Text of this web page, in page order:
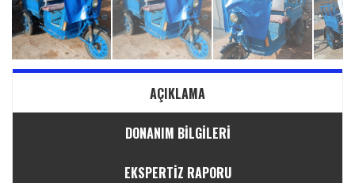
AÇIKLAMA
DONANIM BİLGİLERİ
EKSPERTİZ RAPORU